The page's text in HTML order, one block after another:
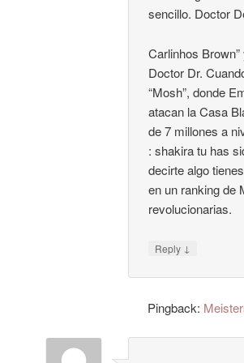
sencillo. Doctor
Carlinhos
Doctor Dr.
“Mosh”, donde
atacan la Casa
de 7 millones a
: shakira tu has
decirte algo
en un ranking de
revolucionarias.
Reply ↓
Pingback: